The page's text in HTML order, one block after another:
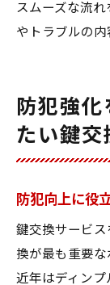
スムーズな流
やトラブルの内
防犯強
たい鍵交
防犯向上に役
鍵交換サービ
換が最も重要な
近年はディン